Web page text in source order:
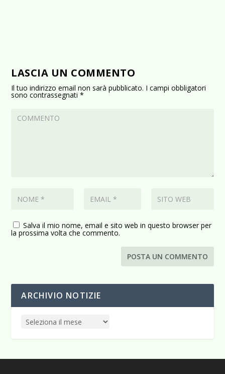
LASCIA UN COMMENTO
Il tuo indirizzo email non sarà pubblicato. I campi obbligatori
sono contrassegnati*
Salva il mio nome, email e sito web in questo browser per
la prossima volta che commento.
ARCHIVIO NOTIZIE